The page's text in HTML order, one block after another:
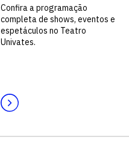
Confira a programação
completa de shows, eventos e
espetáculos no Teatro
Univates.